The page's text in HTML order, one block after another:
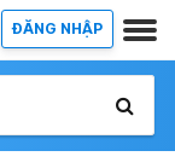
ĐĂNG NHẬP